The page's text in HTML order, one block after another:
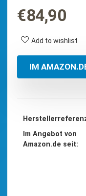
€84,90
Add to wishlist
IM
Im Angebot von
Amazon.de seit